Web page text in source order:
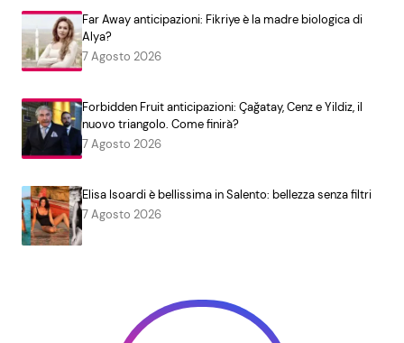
Far Away anticipazioni: Fikriye è la madre biologica di
Alya?
7 Agosto 2026
Forbidden Fruit anticipazioni: Çağatay, Cenz e Yildiz, il
nuovo triangolo. Come finirà?
7 Agosto 2026
Elisa Isoardi è bellissima in Salento: bellezza senza filtri
7 Agosto 2026